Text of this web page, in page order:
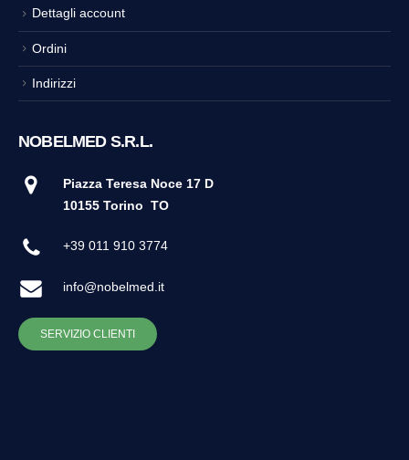
Dettagli account
Ordini
Indirizzi
NOBELMED S.R.L.
Piazza Teresa Noce 17 D
10155 Torino TO
+39 011 910 3774
info@nobelmed.it
SERVIZIO CLIENTI